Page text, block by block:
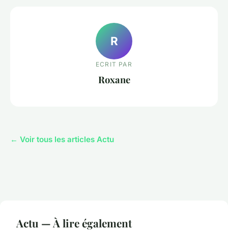
R
ECRIT PAR
Roxane
← Voir tous les articles Actu
Actu — À lire également